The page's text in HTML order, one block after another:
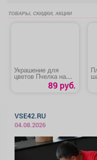
ТОВАРЫ, СКИДКИ, АКЦИИ
Украшение для
цветов Пчелка на
цветке 89 руб.
VSE42.RU
04.08.2026